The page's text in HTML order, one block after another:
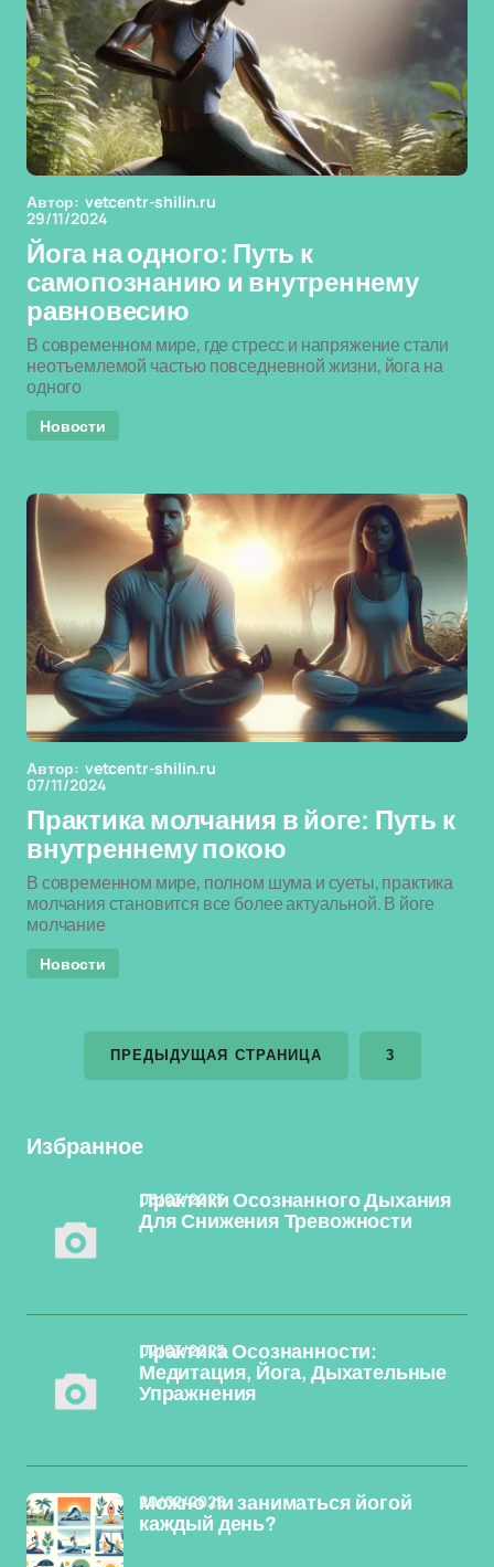
Автор: vetcentr-shilin.ru
29/11/2024
Йога на одного: Путь к
самопознанию и внутреннему
равновесию
В современном мире, где стресс и напряжение стали
неотъемлемой частью повседневной жизни, йога на
одного
Новости
Автор: vetcentr-shilin.ru
07/11/2024
Практика молчания в йоге: Путь к
внутреннему покою
В современном мире, полном шума и суеты, практика
молчания становится все более актуальной. В йоге
молчание
Новости
ПРЕДЫДУЩАЯ СТРАНИЦА 3
Избранное
Практики Осознанного Дыхания
Для Снижения Тревожности
03/03/2025
Практика Осознанности:
Медитация, Йога, Дыхательные
Упражнения
02/03/2025
Можно ли заниматься йогой
каждый день?
20/02/2025